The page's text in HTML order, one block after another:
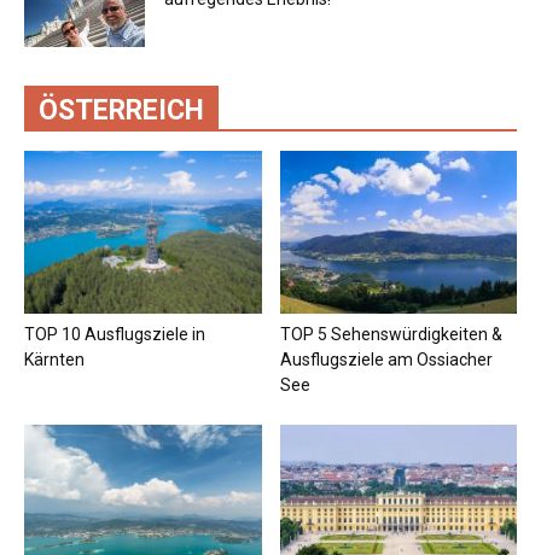
ÖSTERREICH
TOP 10 Ausflugsziele in
Kärnten
TOP 5 Sehenswürdigkeiten &
Ausflugsziele am Ossiacher
See